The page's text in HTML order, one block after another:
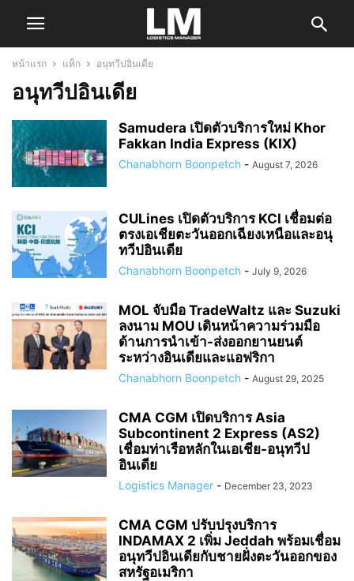
หน้าแรก แท็ก อนุทวีปอินเดีย
อนุทวีปอินเดีย
Samudera เปิดตัวบริการใหม่ Khor
Fakkan India Express (KIX)
Chanabhorn Boonpetch - August 7, 2026
CULines เปิดตัวบริการ KCI เชื่อมต่อ
ตรงเอเชียตะวันออกเฉียงเหนือและอนุ
ทวีปอินเดีย
Chanabhorn Boonpetch - July 9, 2026
MOL จับมือ TradeWaltz และ Suzuki
ลงนาม MOU เดินหน้าความร่วมมือ
ด้านการนำเข้า-ส่งออกยานยนต์
ระหว่างอินเดียและแอฟริกา
Chanabhorn Boonpetch - August 29, 2025
CMA CGM เปิดบริการ Asia
Subcontinent 2 Express (AS2)
เชื่อมท่าเรือหลักในเอเชีย-อนุทวีป
อินเดีย
Logistics Manager - December 23, 2023
CMA CGM ปรับปรุงบริการ
INDAMAX 2 เพิ่ม Jeddah พร้อมเชื่อม
อนุทวีปอินเดียกับชายฝั่งตะวันออกของ
สหรัฐอเมริกา